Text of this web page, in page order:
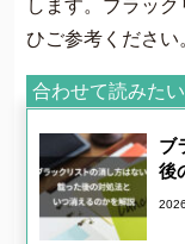
します。ブラッ
ひご参考ください
合わせて読みたい
ブ
後